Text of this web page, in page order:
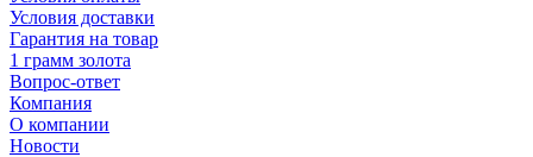
Условия доставки
Гарантия на товар
1 грамм золота
Вопрос-ответ
Компания
О компании
Новости